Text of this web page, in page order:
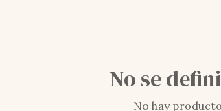
No se
No hay